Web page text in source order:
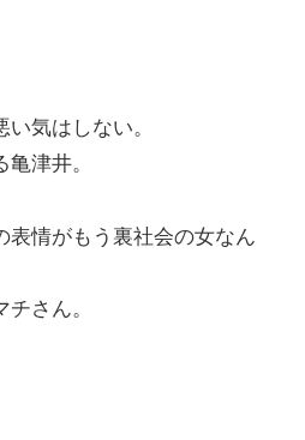
気はしない。
津井。
表情がもう裏社会の女なん
さん。